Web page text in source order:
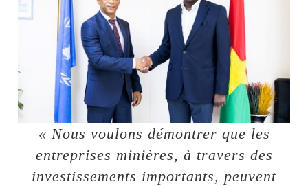
« Nous voulons démontrer que les
entreprises minières, à travers des
investissements importants, peuvent